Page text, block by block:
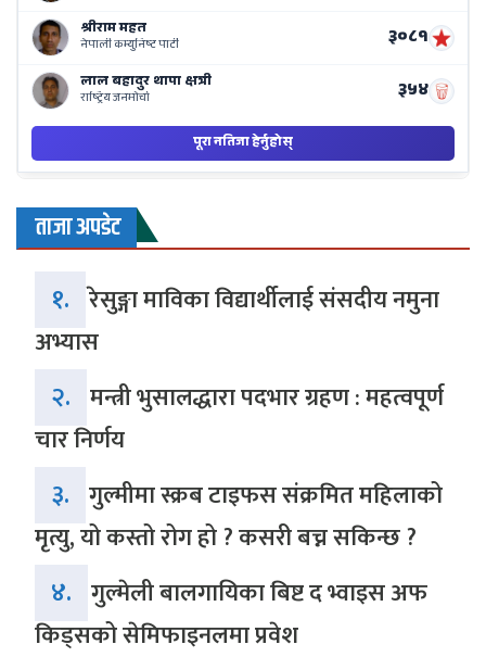
ताजा अपडेट
१. रेसुङ्गा माविका विद्यार्थीलाई संसदीय नमुना
अभ्यास
२. मन्त्री भुसालद्धारा पदभार ग्रहण : महत्वपूर्ण
चार निर्णय
३. गुल्मीमा स्क्रब टाइफस संक्रमित महिलाको
मृत्यु, यो कस्तो रोग हो ? कसरी बच्न सकिन्छ ?
४. गुल्मेली बालगायिका बिष्ट द भ्वाइस अफ
किड्सको सेमिफाइनलमा प्रवेश